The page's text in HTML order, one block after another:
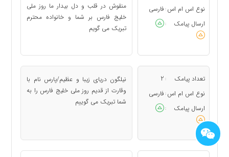
نوع اس ام اس : فارسی
ارسال پیامک
:
منقوش در قلب و دل بیدار ما روز ملی
خلیج فارس بر شما و خانواده محترم
تبریک می گویم
تعداد پیامک :
2
نوع اس ام اس : فارسی
ارسال پیامک
:
نیلگون دریای زیبا و عظیم/پارس نام با
وقارت از قدیم روز ملی خلیج فارس را به
شما تبریک می گوییم